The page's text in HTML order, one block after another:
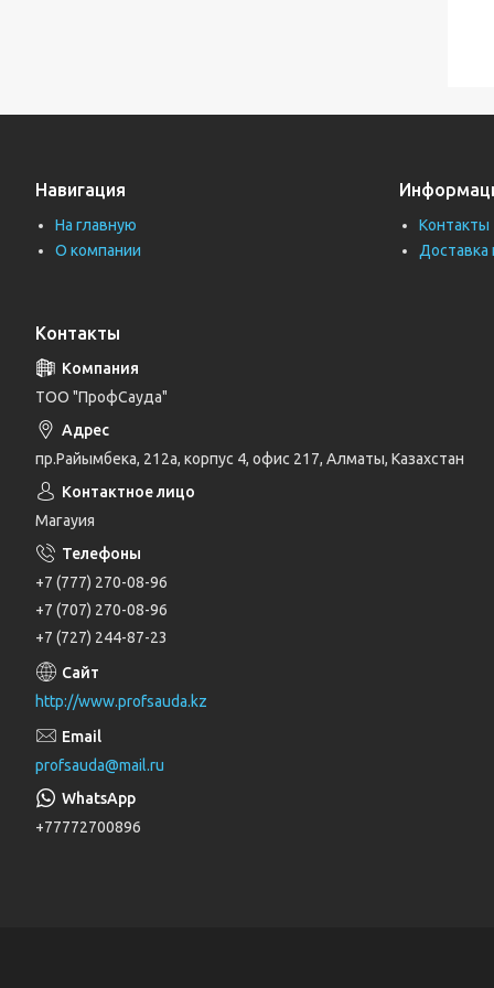
Навигация
На главную
О компании
Контакты
Доставка
Контакты
ТОО "ПрофСауда"
пр.Райымбека, 212а, корпус 4, офис 217, Алматы, Казахстан
Магауия
+7 (777) 270-08-96
+7 (707) 270-08-96
+7 (727) 244-87-23
http://www.profsauda.kz
profsauda@mail.ru
+77772700896